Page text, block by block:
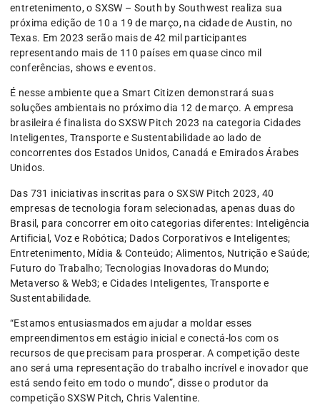
entretenimento, o SXSW – South by Southwest realiza sua
próxima edição de 10 a 19 de março, na cidade de Austin, no
Texas. Em 2023 serão mais de 42 mil participantes
representando mais de 110 países em quase cinco mil
conferências, shows e eventos.
É nesse ambiente que a Smart Citizen demonstrará suas
soluções ambientais no próximo dia 12 de março. A empresa
brasileira é finalista do SXSW Pitch 2023 na categoria Cidades
Inteligentes, Transporte e Sustentabilidade ao lado de
concorrentes dos Estados Unidos, Canadá e Emirados Árabes
Unidos.
Das 731 iniciativas inscritas para o SXSW Pitch 2023, 40
empresas de tecnologia foram selecionadas, apenas duas do
Brasil, para concorrer em oito categorias diferentes: Inteligência
Artificial, Voz e Robótica; Dados Corporativos e Inteligentes;
Entretenimento, Mídia & Conteúdo; Alimentos, Nutrição e Saúde;
Futuro do Trabalho; Tecnologias Inovadoras do Mundo;
Metaverso & Web3; e Cidades Inteligentes, Transporte e
Sustentabilidade.
“Estamos entusiasmados em ajudar a moldar esses
empreendimentos em estágio inicial e conectá-los com os
recursos de que precisam para prosperar. A competição deste
ano será uma representação do trabalho incrível e inovador que
está sendo feito em todo o mundo”, disse o produtor da
competição SXSW Pitch, Chris Valentine.